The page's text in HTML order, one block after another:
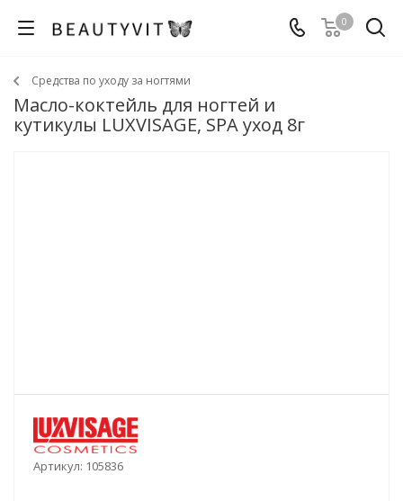
0
Средства по уходу за ногтями
Масло-коктейль для ногтей и
кутикулы LUXVISAGE, SPA уход 8г
Артикул: 105836